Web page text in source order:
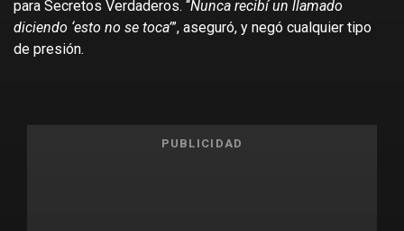
para Secretos Verdaderos. “Nunca recibí un llamado
diciendo ‘esto no se toca’”, aseguró, y negó cualquier tipo
de presión.
PUBLICIDAD